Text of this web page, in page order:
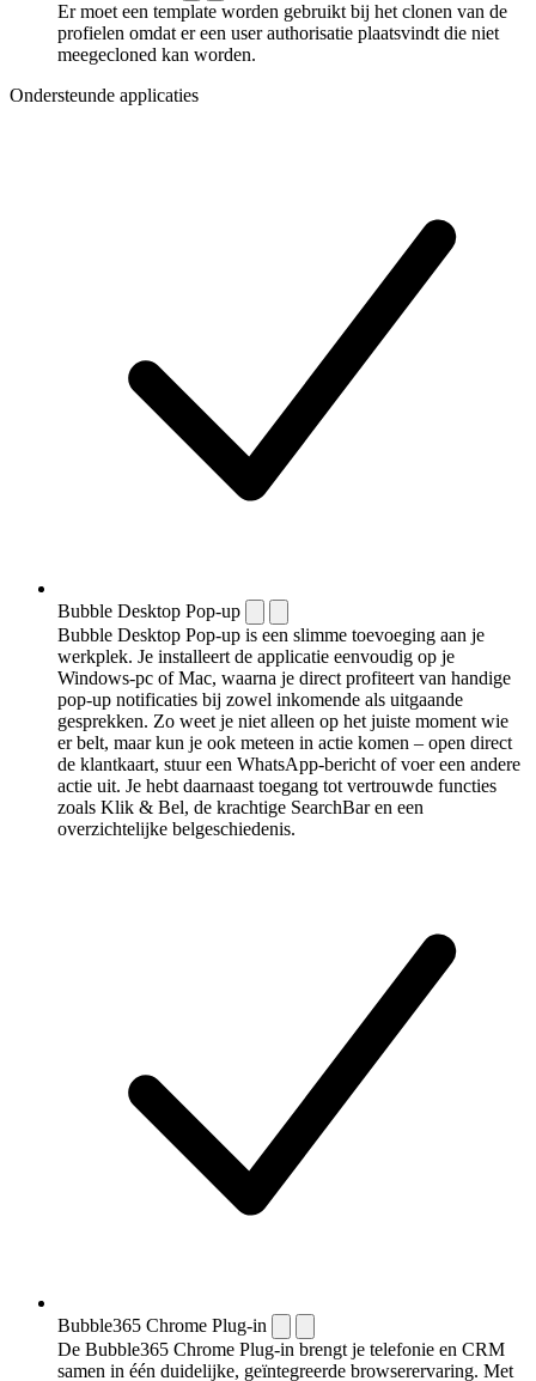
Er moet een template worden gebruikt bij het clonen van de
profielen omdat er een user authorisatie plaatsvindt die niet
meegecloned kan worden.
Ondersteunde applicaties
Bubble Desktop Pop-up
Bubble Desktop Pop-up is een slimme toevoeging aan je
werkplek. Je installeert de applicatie eenvoudig op je
Windows-pc of Mac, waarna je direct profiteert van handige
pop-up notificaties bij zowel inkomende als uitgaande
gesprekken. Zo weet je niet alleen op het juiste moment wie
er belt, maar kun je ook meteen in actie komen – open direct
de klantkaart, stuur een WhatsApp-bericht of voer een andere
actie uit. Je hebt daarnaast toegang tot vertrouwde functies
zoals Klik & Bel, de krachtige SearchBar en een
overzichtelijke belgeschiedenis.
Bubble365 Chrome Plug-in
De Bubble365 Chrome Plug-in brengt je telefonie en CRM
samen in één duidelijke, geïntegreerde browserervaring. Met